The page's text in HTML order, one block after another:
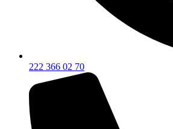
222 366 02 70